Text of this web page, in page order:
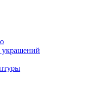
украшений